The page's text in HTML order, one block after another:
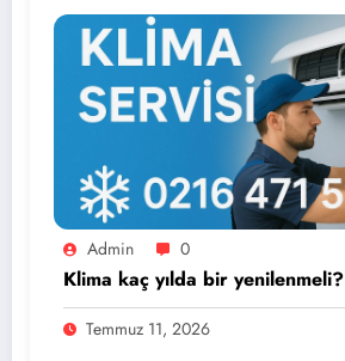
Admin 0
Klima kaç yılda bir yenilenmeli?
Temmuz 11, 2026